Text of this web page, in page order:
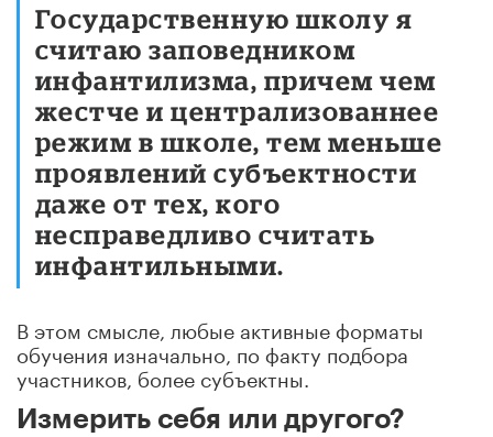
Государственную школу я
считаю заповедником
инфантилизма, причем чем
жестче и централизованнее
режим в школе, тем меньше
проявлений субъектности
даже от тех, кого
несправедливо считать
инфантильными.
В этом смысле, любые активные форматы
обучения изначально, по факту подбора
участников, более субъектны.
Измерить себя или другого?